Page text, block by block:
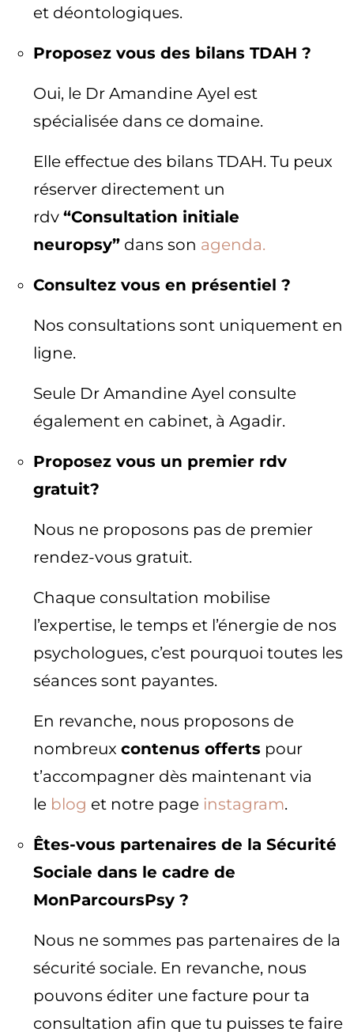
et déontologiques.
Proposez vous des bilans TDAH ?
Oui, le Dr Amandine Ayel est
spécialisée dans ce domaine.
Elle effectue des bilans TDAH. Tu peux
réserver directement un
rdv “Consultation initiale
neuropsy” dans son agenda.
Consultez vous en présentiel ?
Nos consultations sont uniquement en
ligne.
Seule Dr Amandine Ayel consulte
également en cabinet, à Agadir.
Proposez vous un premier rdv
gratuit?
Nous ne proposons pas de premier
rendez-vous gratuit.
Chaque consultation mobilise
l’expertise, le temps et l’énergie de nos
psychologues, c’est pourquoi toutes les
séances sont payantes.
En revanche, nous proposons de
nombreux contenus offerts pour
t’accompagner dès maintenant via
le blog et notre page instagram.
Êtes-vous partenaires de la Sécurité
Sociale dans le cadre de
MonParcoursPsy ?
Nous ne sommes pas partenaires de la
sécurité sociale. En revanche, nous
pouvons éditer une facture pour ta
consultation afin que tu puisses te faire